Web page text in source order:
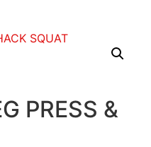
PRESS &